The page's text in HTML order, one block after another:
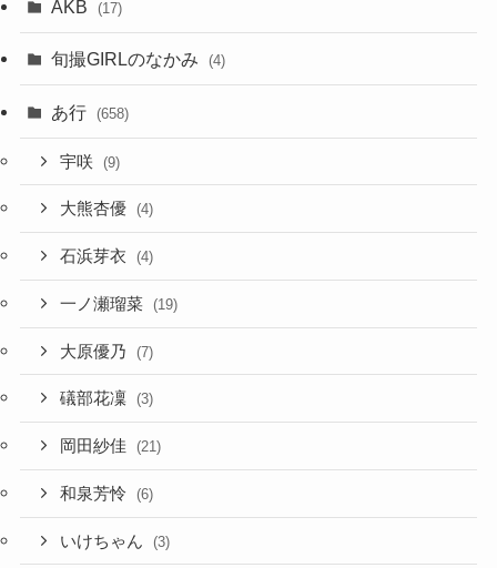
AKB (17)
旬撮GIRLのなかみ (4)
あ行 (658)
宇咲 (9)
大熊杏優 (4)
石浜芽衣 (4)
一ノ瀬瑠菜 (19)
大原優乃 (7)
礒部花凜 (3)
岡田紗佳 (21)
和泉芳怜 (6)
いけちゃん (3)